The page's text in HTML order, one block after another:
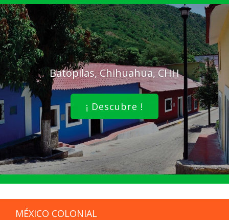
Batopilas, Chihuahua, CHH
¡ Descubre !
MÉXICO COLONIAL